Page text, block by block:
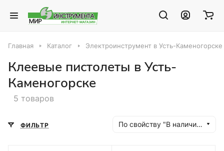
Главная Каталог Электроинструмент в Усть-Каменогорске
Клеевые пистолеты в Усть-
Каменогорске
5 товаров
ФИЛЬТР По свойству "В наличии" (убывание)